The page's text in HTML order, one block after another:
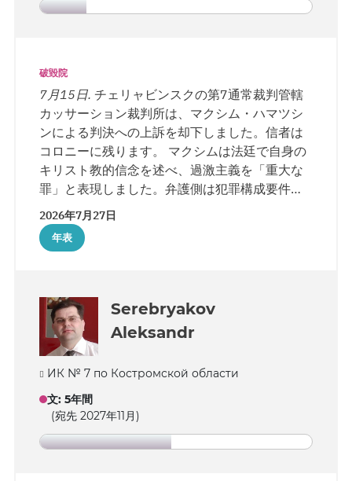
破毀院
7月15日. チェリャビンスクの第7通常裁判管轄
カッサーション裁判所は、マクシム・ハマツシ
ンによる判決への上訴を却下しました。信者は
コロニーに残ります。 マクシムは法廷で自身の
キリスト教的信念を述べ、過激主義を「重大な
罪」と表現しました。弁護側は犯罪構成要件の
欠如と手続き上の違反を指摘しましたが、裁判
所はこれらの主張を考慮しませんでした。
2026年7月27日
年表
Serebryakov
Aleksandr
ИК № 7 по Костромской области
文: 5年間
(宛先 2027年11月)